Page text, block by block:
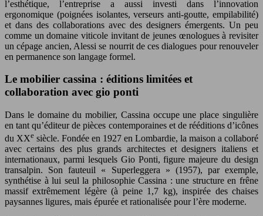
l’esthétique, l’entreprise a aussi investi dans l’innovation
ergonomique (poignées isolantes, verseurs anti-goutte, empilabilité)
et dans des collaborations avec des designers émergents. Un peu
comme un domaine viticole invitant de jeunes œnologues à revisiter
un cépage ancien, Alessi se nourrit de ces dialogues pour renouveler
en permanence son langage formel.
Le mobilier cassina : éditions limitées et
collaboration avec gio ponti
Dans le domaine du mobilier, Cassina occupe une place singulière
en tant qu’éditeur de pièces contemporaines et de rééditions d’icônes
du XXe siècle. Fondée en 1927 en Lombardie, la maison a collaboré
avec certains des plus grands architectes et designers italiens et
internationaux, parmi lesquels Gio Ponti, figure majeure du design
transalpin. Son fauteuil « Superleggera » (1957), par exemple,
synthétise à lui seul la philosophie Cassina : une structure en frêne
massif extrêmement légère (à peine 1,7 kg), inspirée des chaises
paysannes ligures, mais épurée et rationalisée pour l’ère moderne.